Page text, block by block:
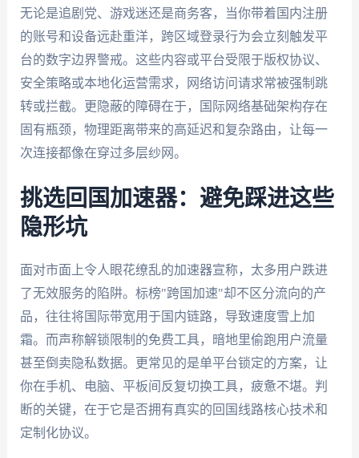
无论是追剧党、游戏迷还是商务客，当你带着国内注册
的账号和设备远赴重洋，跨区域登录行为会立刻触发平
台的数字边界警戒。这些内容或平台受限于版权协议、
安全策略或本地化运营需求，网络访问请求常被强制跳
转或拦截。更隐蔽的障碍在于，国际网络基础架构存在
固有瓶颈，物理距离带来的高延迟和复杂路由，让每一
次连接都像在穿过多层纱网。
挑选回国加速器：避免踩进这些
隐形坑
面对市面上令人眼花缭乱的加速器宣称，太多用户跌进
了无效服务的陷阱。标榜"跨国加速"却不区分流向的产
品，往往将国际带宽用于国内链路，导致速度雪上加
霜。而声称解锁限制的免费工具，暗地里偷跑用户流量
甚至倒卖隐私数据。更常见的是单平台锁定的方案，让
你在手机、电脑、平板间反复切换工具，疲惫不堪。判
断的关键，在于它是否拥有真实的回国线路核心技术和
定制化协议。